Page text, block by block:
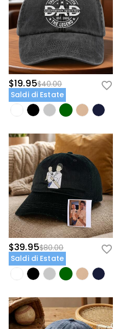
$19.95$40.00
Saldi di Estate
$39.95$80.00
Saldi di Estate